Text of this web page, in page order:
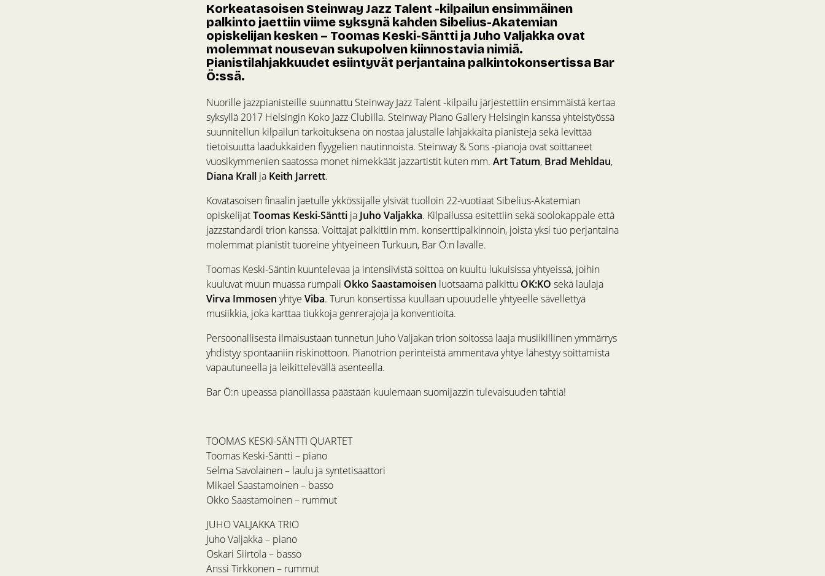
Korkeatasoisen Steinway Jazz Talent -kilpailun ensimmäinen
palkinto jaettiin viime syksynä kahden Sibelius-Akatemian
opiskelijan kesken – Toomas Keski-Säntti ja Juho Valjakka ovat
molemmat nousevan sukupolven kiinnostavia nimiä.
Pianistilahjakkuudet esiintyvät perjantaina palkintokonsertissa Bar
Ö:ssä.
Nuorille jazzpianisteille suunnattu Steinway Jazz Talent -kilpailu järjestettiin ensimmäistä kertaa
syksyllä 2017 Helsingin Koko Jazz Clubilla. Steinway Piano Gallery Helsingin kanssa yhteistyössä
suunnitellun kilpailun tarkoituksena on nostaa jalustalle lahjakkaita pianisteja sekä levittää
tietoisuutta laadukkaiden flyygelien nautinnoista. Steinway & Sons -pianoja ovat soittaneet
vuosikymmenien saatossa monet nimekkäät jazzartistit kuten mm. Art Tatum, Brad Mehldau,
Diana Krall ja Keith Jarrett.
Kovatasoisen finaalin jaetulle ykkössijalle ylsivät tuolloin 22-vuotiaat Sibelius-Akatemian
opiskelijatToomas Keski-Säntti ja Juho Valjakka. Kilpailussa esitettiin sekä soolokappale että
jazzstandardi trion kanssa. Voittajat palkittiin mm. konserttipalkinnoin, joista yksi tuo perjantaina
molemmat pianistit tuoreine yhtyeineen Turkuun, Bar Ö:n lavalle.
Toomas Keski-Säntin kuuntelevaa ja intensiivistä soittoa on kuultu lukuisissa yhtyeissä, joihin
kuuluvat muun muassa rumpali Okko Saastamoisen luotsaama palkittu OK:KO sekä laulaja
Virva Immosen yhtye Viba. Turun konsertissa kuullaan upouudelle yhtyeelle sävellettyä
musiikkia, joka karttaa tiukkoja genrerajoja ja konventioita.
Persoonallisesta ilmaisustaan tunnetun Juho Valjakan trion soitossa laaja musiikillinen ymmärrys
yhdistyy spontaaniin riskinottoon. Pianotrion perinteistä ammentava yhtye lähestyy soittamista
vapautuneella ja leikittelevällä asenteella.
Bar Ö:n upeassa pianoillassa päästään kuulemaan suomijazzin tulevaisuuden tähtiä!
TOOMAS KESKI-SÄNTTI QUARTET
Toomas Keski-Säntti – piano
Selma Savolainen – laulu ja syntetisaattori
Mikael Saastamoinen – basso
Okko Saastamoinen – rummut
JUHO VALJAKKA TRIO
Juho Valjakka – piano
Oskari Siirtola – basso
Anssi Tirkkonen – rummut